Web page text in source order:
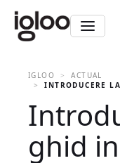
IGLOO
ACTUAL
INTRODUCERE
ghid